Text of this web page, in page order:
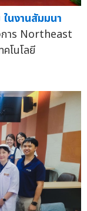
นงานสัมมนา
าร Northeast
โนโลยี